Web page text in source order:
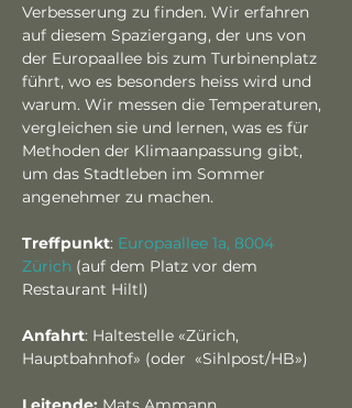
Verbesserung zu finden. Wir erfahren
auf diesem Spaziergang, der uns von
der Europaallee bis zum Turbinenplatz
führt, wo es besonders heiss wird und
warum. Wir messen die Temperaturen,
vergleichen sie und lernen, was es für
Methoden der Klimaanpassung gibt,
um das Stadtleben im Sommer
angenehmer zu machen.
Treffpunkt: Europaallee 1a, 8004
Zürich (auf dem Platz vor dem
Restaurant Hiltl)
Anfahrt: Haltestelle «Zürich,
Hauptbahnhof» (oder  «Sihlpost/HB»)